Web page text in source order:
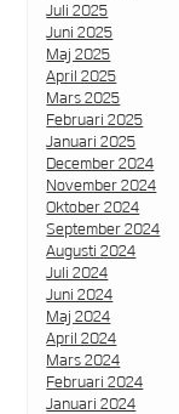
Juli 2025
Juni 2025
Maj 2025
April 2025
Mars 2025
Februari 2025
Januari 2025
December 2024
November 2024
Oktober 2024
September 2024
Augusti 2024
Juli 2024
Juni 2024
Maj 2024
April 2024
Mars 2024
Februari 2024
Januari 2024